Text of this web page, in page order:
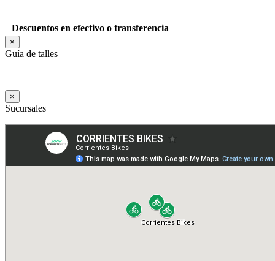
Descuentos en efectivo o transferencia
×
Guía de talles
×
Sucursales